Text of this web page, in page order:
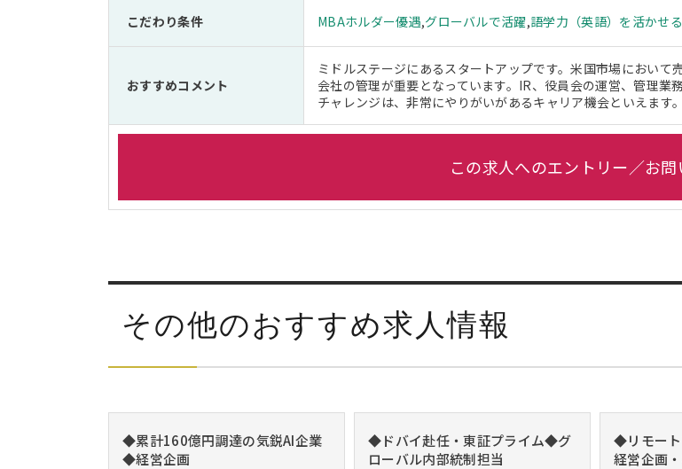
こだわり条件 MBAホルダー優遇,グローバルで活躍,語学力（英語）を活かせる
おすすめコメント
ミドルステージにあるスタートアップです。米国市場におい
会社の管理が重要となっています。IR、役員会の運営、管理
チャレンジは、非常にやりがいがあるキャリア機会といえます。
この求人へのエントリー／お
その他のおすすめ求人情報
◆累計160億円調達の気鋭AI企業
◆経営企画
◆ドバイ赴任・東証プライム◆グ
ローバル内部統制担当
◆リモー
経営企画